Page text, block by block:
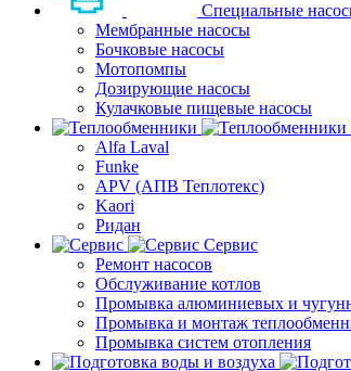
Специальные
Мембранные насосы
Бочковые насосы
Мотопомпы
Дозирующие насосы
Кулачковые пищевые насосы
Alfa Laval
Funke
APV (АПВ Теплотекс)
Kaori
Ридан
Сервис
Ремонт насосов
Обслуживание котлов
Промывка алюминиевых и
Промывка и монтаж
Промывка систем отопления